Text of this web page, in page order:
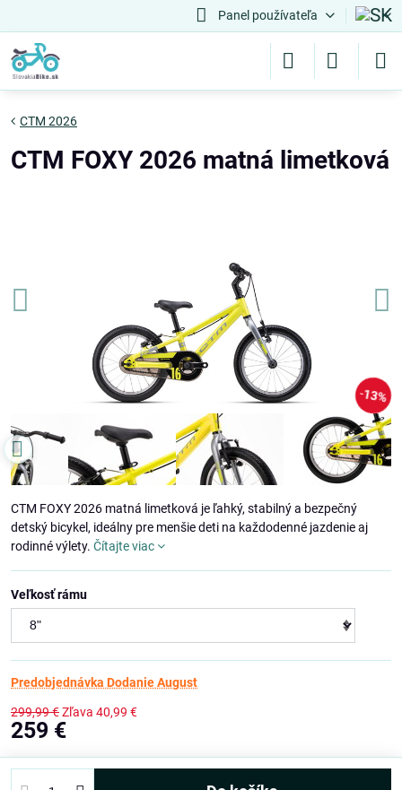
Panel používateľa
13%
CTM 2026
CTM FOXY 2026 matná limetková
CTM FOXY 2026 matná limetková je ľahký, stabilný a bezpečný
detský bicykel, ideálny pre menšie deti na každodenné jazdenie aj
rodinné výlety. Čítajte viac
Veľkosť rámu
Predobjednávka Dodanie August
299,99 €Zľava 40,99 €
259 €